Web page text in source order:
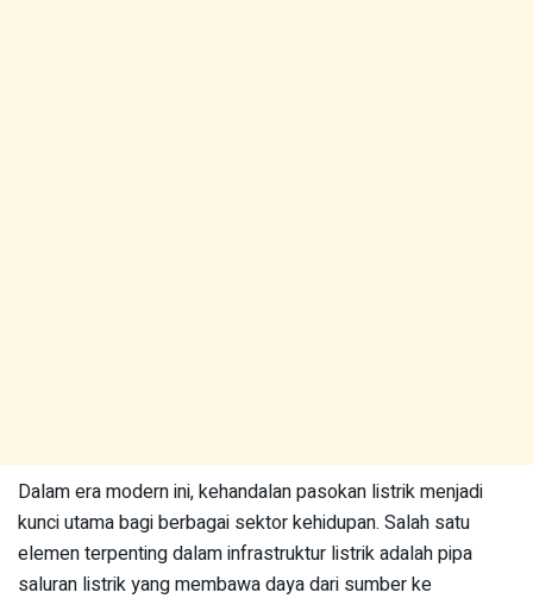
Dalam era modern ini, kehandalan pasokan listrik menjadi
kunci utama bagi berbagai sektor kehidupan. Salah satu
elemen terpenting dalam infrastruktur listrik adalah pipa
saluran listrik yang membawa daya dari sumber ke